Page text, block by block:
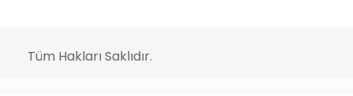
Tüm Hakları Saklıdır.